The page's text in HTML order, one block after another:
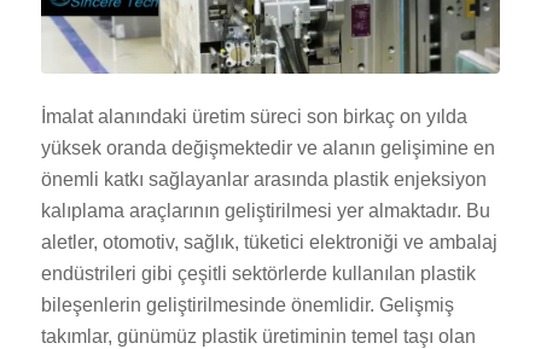
İmalat alanındaki üretim süreci son birkaç on yılda
yüksek oranda değişmektedir ve alanın gelişimine en
önemli katkı sağlayanlar arasında plastik enjeksiyon
kalıplama araçlarının geliştirilmesi yer almaktadır. Bu
aletler, otomotiv, sağlık, tüketici elektroniği ve ambalaj
endüstrileri gibi çeşitli sektörlerde kullanılan plastik
bileşenlerin geliştirilmesinde önemlidir. Gelişmiş
takımlar, günümüz plastik üretiminin temel taşı olan